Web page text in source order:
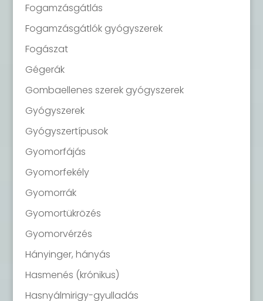
Fogamzásgátlás
Fogamzásgátlók gyógyszerek
Fogászat
Gégerák
Gombaellenes szerek gyógyszerek
Gyógyszerek
Gyógyszertípusok
Gyomorfájás
Gyomorfekély
Gyomorrák
Gyomortükrözés
Gyomorvérzés
Hányinger, hányás
Hasmenés (krónikus)
Hasnyálmirigy-gyulladás